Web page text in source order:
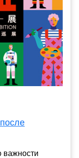
важности